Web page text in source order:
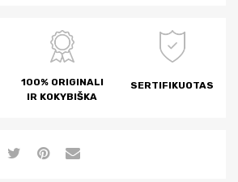
100% ORIGINALI
IR KOKYBIŠKA
SERTIFIKUOTAS